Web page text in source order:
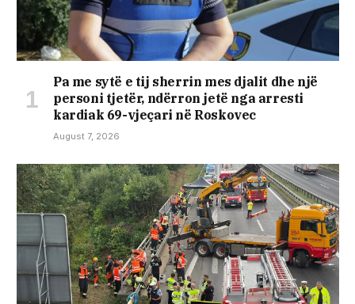
Pa me sytë e tij sherrin mes djalit dhe një
personi tjetër, ndërron jetë nga arresti
kardiak 69-vjeçari në Roskovec
August 7, 2026